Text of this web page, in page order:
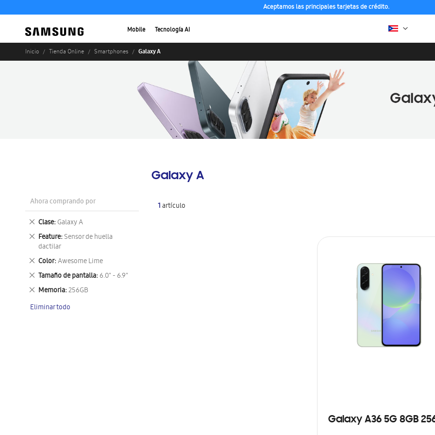
Aceptamos las principales tarjetas de crédito.
Mobile Tecnología AI
Inicio Tienda Online Smartphones Galaxy A
Galaxy A
1artículo
Galaxy A36 5G 8GB
Ahora comprando por
Clase Galaxy A
Eliminar
este
artículo
Feature Sensor de huella
dactilar
Eliminar
este
artículo
Color Awesome Lime
Eliminar
este
artículo
Tamaño de pantalla 6.0" - 6.9"
Eliminar
este
artículo
Memoria 256GB
Eliminar
artículo
Eliminar todo